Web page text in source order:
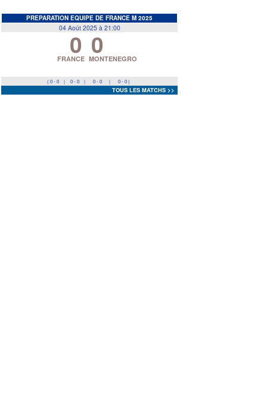
PREPARATION EQUIPE DE FRANCE M 2025
04 Août 2025 à 21:00
0
FRANCE 0
MONTENEGRO
( 0 - 0 | 0 - 0 | 0 - 0 | 0 - 0 )
TOUS LES MATCHS >>